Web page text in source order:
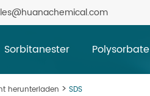
Sorbitanester Polysorbate
herunterladen SDS